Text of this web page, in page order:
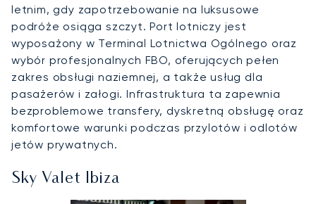
letnim, gdy zapotrzebowanie na luksusowe
podróże osiąga szczyt. Port lotniczy jest
wyposażony w Terminal Lotnictwa Ogólnego oraz
wybór profesjonalnych FBO, oferujących pełen
zakres obsługi naziemnej, a także usług dla
pasażerów i załogi. Infrastruktura ta zapewnia
bezproblemowe transfery, dyskretną obsługę oraz
komfortowe warunki podczas przylotów i odlotów
jetów prywatnych.
Sky Valet Ibiza